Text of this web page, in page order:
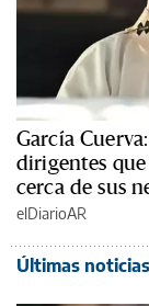
García
dirigentes
cerca de sus
elDiarioAR
Últimas noticias